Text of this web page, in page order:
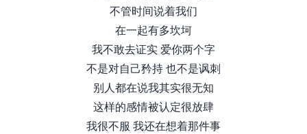
不管时间说着我们
在一起有多坎坷
我不敢去证实 爱你两个字
不是对自己矜持 也不是讽刺
别人都在说我其实很无知
这样的感情被认定很放肆
我很不服 我还在想着那件事